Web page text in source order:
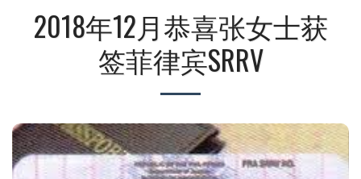
2018年12月恭喜张女士获
签菲律宾SRRV